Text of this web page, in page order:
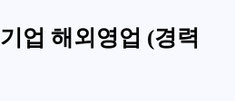
업 해외영업 (경력